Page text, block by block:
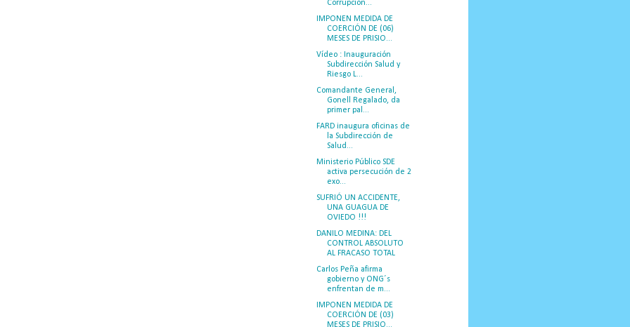
Corrupción...
IMPONEN MEDIDA DE
COERCIÓN DE (06)
MESES DE PRISIO...
Vídeo : Inauguración
Subdirección Salud y
Riesgo L...
Comandante General,
Gonell Regalado, da
primer pal...
FARD inaugura oficinas de
la Subdirección de
Salud...
Ministerio Público SDE
activa persecución de 2
exo...
SUFRIÓ UN ACCIDENTE,
UNA GUAGUA DE
OVIEDO !!!
DANILO MEDINA: DEL
CONTROL ABSOLUTO
AL FRACASO TOTAL
Carlos Peña afirma
gobierno y ONG´s
enfrentan de m...
IMPONEN MEDIDA DE
COERCIÓN DE (03)
MESES DE PRISIO...